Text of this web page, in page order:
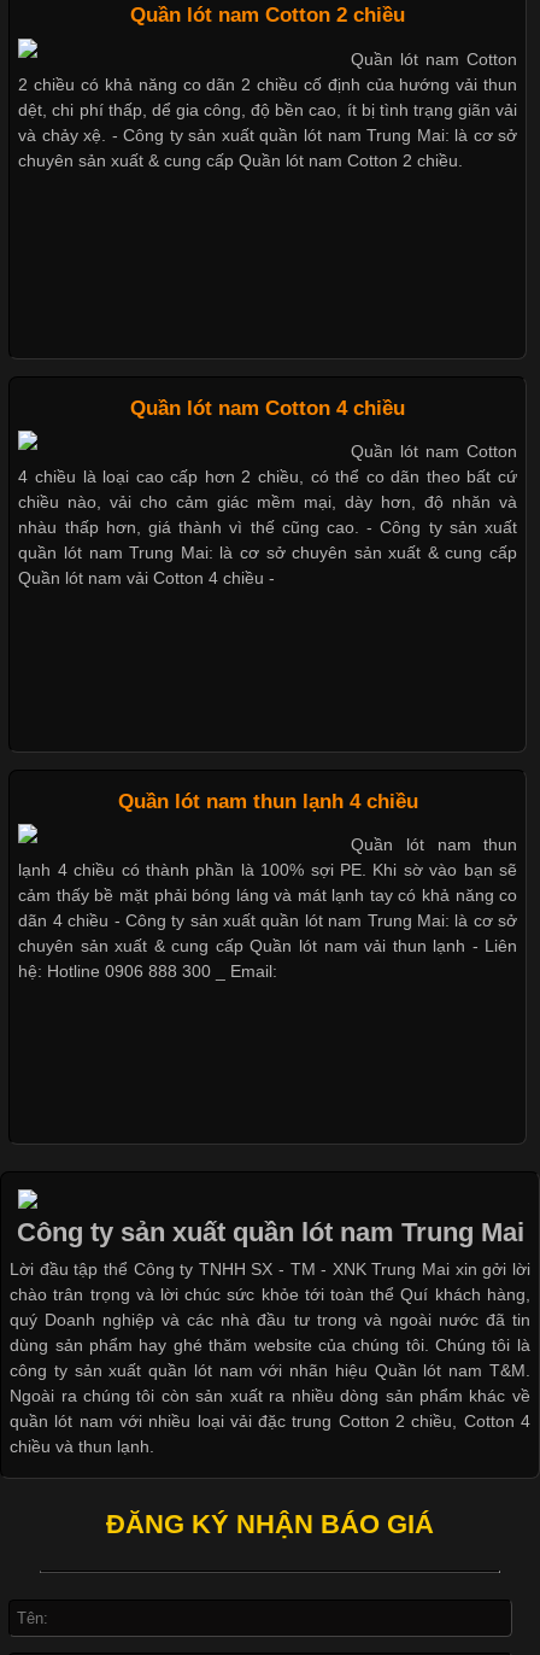
Chất Liệu Bamboo Xu Hướng Mới Trong Ngành Thời Trang
Cập nhật 2026-05-21 14:59:25
Trong những năm gần đây, vải Bamboo đang trở thành một
Những Loại Vải Thun Thông Dụng Và Đặc Điểm Nổi Bật
Cập nhật 2026-05-20 14:58:56
Vải thun là một trong những chất liệu được sử dụng rộng rãi
nhất trong ngành thời trang nhờ đặc tính co giãn, mềm mại và
thoải mái khi mặc. Từ áo thun, đồ thể thao cho đến đồ lót nam,
vải thun luôn đóng vai trò quan trọng trong quá trình sản xuất.
Cập nhật 2026-05-09 15:58:23
Các Form Áo Thun Phổ Biến Hiện Nay Và Xu Hướng Trong
Ngành May Mặc Áo thun là một trong những trang phục quen
thuộc và được sử dụng phổ biến nhất hiện nay. Không chỉ đa
dạng về màu sắc hay chất liệu, áo thun còn có nhiều form dáng
khác nhau để phù hợp với từng phong cách thời trang và nhu
cầu
Áo phông là một trong những trang phục phổ biến nhất trong
đời sống hiện đại nhờ sự tiện lợi, thoải mái và dễ phối đồ.
Không chỉ xuất hiện trong thời trang thường ngày, áo phông còn
được ứng dụng rộng rãi trong ngành sản xuất may mặc, đặc
biệt là các sản phẩm từ vải thun. Hiện nay,
Công Nghệ In Chuyển Nhiệt Trong Ngành Thời Trang Hiện
Cập nhật 2026-04-21 15:41:03
In Chuyển Nhiệt Là Gì? Công Nghệ In Hiện Đại Trong Ngành
là một trong những công nghệ phổ biến nhờ khả năng tạo ra
hình ảnh sắc nét và bền màu. Đặc biệt, kỹ thuật này được ứng
Mẫu quần short quần lót nam nữ hè thu 2017
Thị hiều quần lót nam bơi lội nam và nữ 2017
Dễ chịu hơn với quần lót nam giá rẻ vải Cotton 4 chiều
Quần xì nam giá rẻ kiểu tam giác vải Cotton 100%
Nhận may gia công quần lót nam
Quần lót nam tam giác đai lưng lớn
Quần lót nam Cotton 2 chiều
Quần lót nam Cotton
2 chiều có khả năng co dãn 2 chiều cố định của hướng vải thun
dệt, chi phí thấp, dể gia công, độ bền cao, ít bị tình trạng giãn vải
và chảy xệ. - Công ty sản xuất quần lót nam Trung Mai: là cơ sở
chuyên sản xuất & cung cấp Quần lót nam Cotton 2 chiều.
Quần lót nam Cotton 4 chiều
Quần lót nam Cotton
4 chiều là loại cao cấp hơn 2 chiều, có thể co dãn theo bất cứ
chiều nào, vải cho cảm giác mềm mại, dày hơn, độ nhăn và
nhàu thấp hơn, giá thành vì thế cũng cao. - Công ty sản xuất
quần lót nam Trung Mai: là cơ sở chuyên sản xuất & cung cấp
Quần lót nam vải Cotton 4 chiều -
Quần lót nam thun lạnh 4 chiều
Quần lót nam thun
lạnh 4 chiều có thành phần là 100% sợi PE. Khi sờ vào bạn sẽ
cảm thấy bề mặt phải bóng láng và mát lạnh tay có khả năng co
dãn 4 chiều - Công ty sản xuất quần lót nam Trung Mai: là cơ sở
chuyên sản xuất & cung cấp Quần lót nam vải thun lạnh - Liên
hệ: Hotline 0906 888 300 _ Email:
Công ty sản xuất quần lót nam Trung Mai
Lời đầu tập thể Công ty TNHH SX - TM - XNK Trung Mai xin gởi lời
chào trân trọng và lời chúc sức khỏe tới toàn thể Quí khách hàng,
quý Doanh nghiệp và các nhà đầu tư trong và ngoài nước đã tin
dùng sản phẩm hay ghé thăm website của chúng tôi. Chúng tôi là
công ty sản xuất quần lót nam với nhãn hiệu Quần lót nam T&M.
Ngoài ra chúng tôi còn sản xuất ra nhiều dòng sản phẩm khác về
quần lót nam với nhiều loại vải đặc trung Cotton 2 chiều, Cotton 4
chiều và thun lạnh.
ĐĂNG KÝ NHẬN BÁO GIÁ